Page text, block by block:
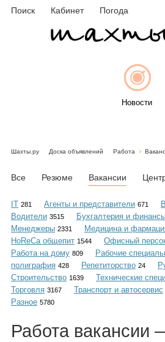
Поиск Кабинет Погода
Новости
Объявления
Каталог
Инфо
Шахты.ру Доска объявлений Работа
Все Резюме Вакансии
IT 281 Агенты и представители 671
Водители 3515 Бухгалтерия и
Менеджеры 2331 Медицина и
HoReCa общепит 1544 Офисный
Работа на дому 809 Рабочие
полиграфия 428 Репетиторство 24
Строительство 1639 Технические
Торговля 3167 Транспорт и автосервис
Разное 5780
Работа вакансии